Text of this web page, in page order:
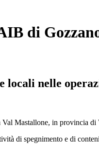
di
locali nelle
Val Mastallone, in provincia di
di spegnimento e di